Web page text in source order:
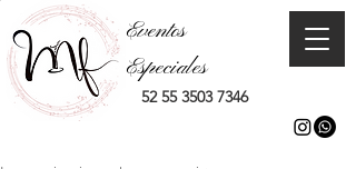
52 55 3503 7346
Eventos
Especiales